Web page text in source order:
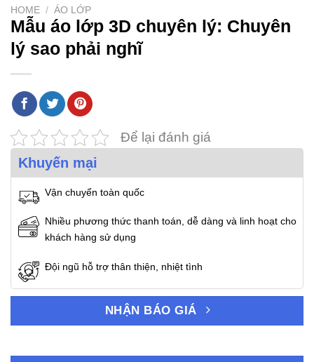
HOME / ÁO LỚP
Mẫu áo lớp 3D chuyên lý: Chuyên
lý sao phải nghĩ
Để lại đánh giá
Khuyến mại
Vận chuyển toàn quốc
Nhiều phương thức thanh toán, dễ dàng và linh hoạt cho
khách hàng sử dụng
Đội ngũ hỗ trợ thân thiện, nhiệt tình
NHẬN BÁO GIÁ